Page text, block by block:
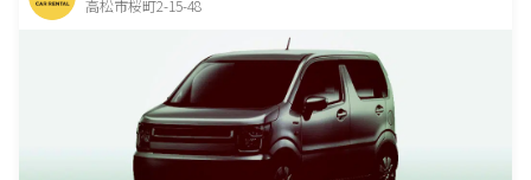
高松市桜町2-15-48